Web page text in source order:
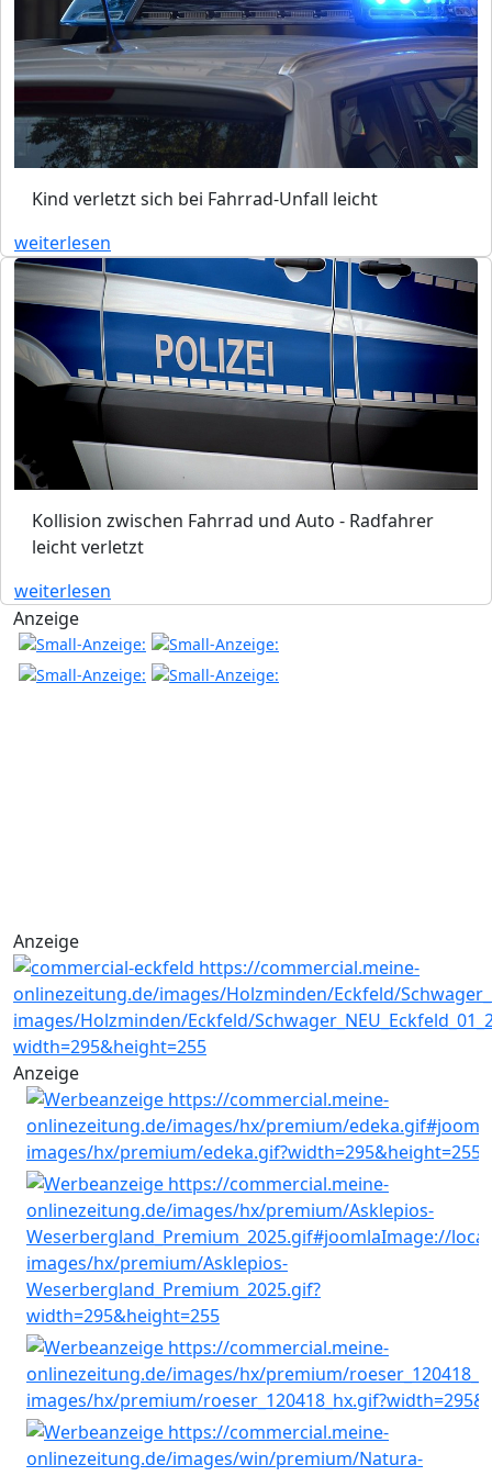
Kind verletzt sich bei Fahrrad-Unfall leicht
weiterlesen
Kollision zwischen Fahrrad und Auto - Radfahrer
leicht verletzt
weiterlesen
Anzeige
Anzeige
Anzeige